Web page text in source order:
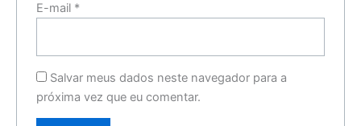
E-mail *
Salvar meus dados neste navegador para a
próxima vez que eu comentar.